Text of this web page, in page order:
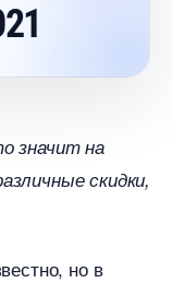
значит на
скидки,
но